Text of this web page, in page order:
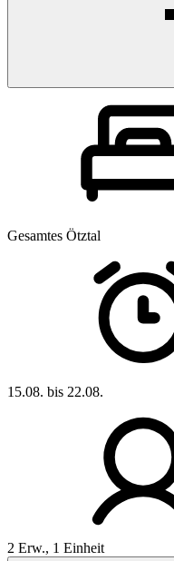
Gesamtes Ötztal
15.08. bis 22.08.
2 Erw., 1 Einheit